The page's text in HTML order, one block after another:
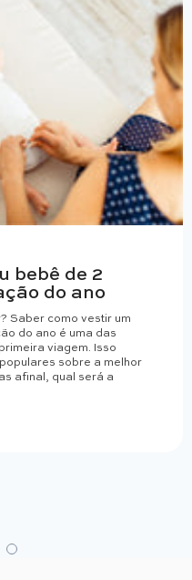
bebê de 2
do ano
Saber como vestir um
do ano é uma das
viagem. Isso
sobre a melhor
afinal, qual será a